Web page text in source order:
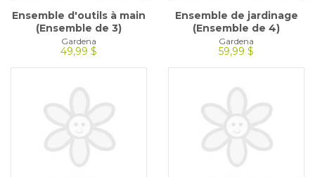
Ensemble d'outils à main
(Ensemble de 3)
Gardena
49,99 $
Ensemble de jardinage
(Ensemble de 4)
Gardena
59,99 $